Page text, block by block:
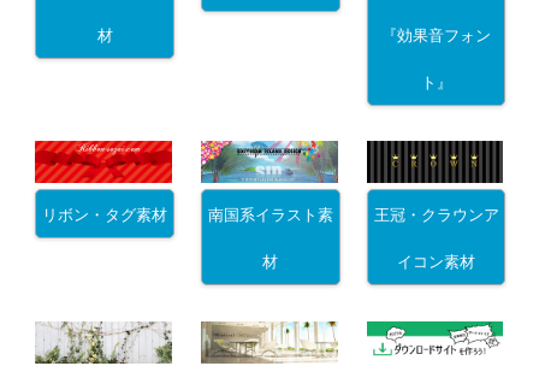
材 『効果音フォン
ト』
リボン・タグ素材 南国系イラスト素
材
王冠・クラウンア
イコン素材